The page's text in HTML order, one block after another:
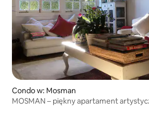
Condo w: Mosman
MOSMAN – piękny apartament